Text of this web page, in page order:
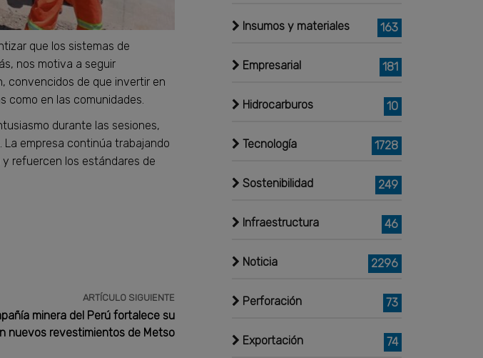
que los sistemas de
nos motiva a seguir
convencidos de que invertir en
como en las comunidades.
durante las sesiones,
La empresa continúa trabajando
refuercen los estándares de
ARTÍCULO SIGUIENTE
minera del Perú fortalece su
nuevos revestimientos de Metso
Insumos y materiales 163
Empresarial 181
Hidrocarburos 10
Tecnología 1728
Sostenibilidad 249
Infraestructura 46
Noticia 2296
Perforación 73
Exportación 74